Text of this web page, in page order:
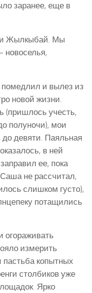
заранее, еще в
и Жылкыбай. Мы
новоселья,
помедлил и вылез из
новой жизни.
(пришлось учесть,
полуночи), мои
девяти. Паяльная
в ней
ее, пока
не рассчитал,
слишком густо),
потащились
измерить
копытных
столбиков уже
Ярко